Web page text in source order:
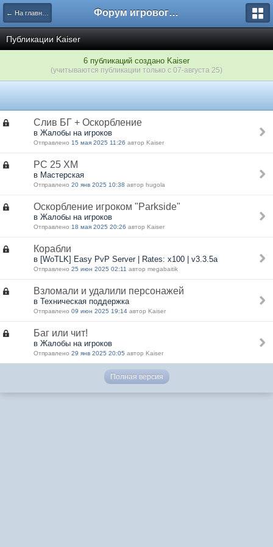
← На главную Форум игрового проекта Riverrise
Публикации Kaiser
6 публикаций создано Kaiser
(учитываются публикации только с 07-августа 25)
Слив БГ + Оскорбление
в Жалобы на игроков
Отправлено 15 мая 2025 11:26 автор Kaiser
РС 25 ХМ
в Мастерская
Отправлено 20 янв 2025 10:38 автор hugola
Оскорбление игроком "Parkside"
в Жалобы на игроков
Отправлено 18 мая 2025 20:26 автор Kaiser
Корабли
в [WoTLK] Easy PvP Server | Rates: x100 | v3.3.5a
Отправлено 25 июн 2025 02:11 автор megabaitik
Взломали и удалили персонажей
в Техническая поддержка
Отправлено 09 июн 2025 19:14 автор Kaiser
Баг или чит!
в Жалобы на игроков
Отправлено 29 янв 2025 20:05 автор Kaiser
Полная версия